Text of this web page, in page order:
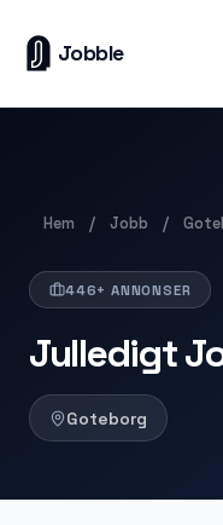
Jobble
Hem / Jobb /
446+ ANNONSER
Julledigt
Goteborg